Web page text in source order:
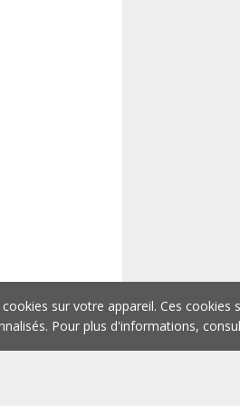
sur votre appareil. Ces
Pour plus d'informations,